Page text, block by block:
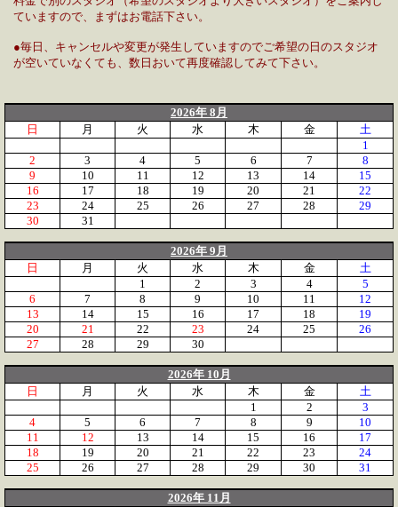
ていますので、まずはお電話下さい。
●毎日、キャンセルや変更が発生していますのでご希望の日のスタジオ
が空いていなくても、数日おいて再度確認してみて下さい。
2026年 8月
日
月 火 水 木 金
土
1
2
3 4 5 6 7
8
9
10 11 12 13 14
15
16
17 18 19 20 21
22
23
24 25 26 27 28
29
30
31
2026年 9月
日
月 火 水 木 金
土
1
2 3 4
5
6
7 8 9 10 11
12
13
14 15 16 17 18
19
20
21 22 23 24 25
26
27
28 29 30
2026年 10月
日
月 火 水 木 金
土
1
2
3
4
5 6 7 8 9
10
11
12 13 14 15 16
17
18
19 20 21 22 23
24
25
26 27 28 29 30 31
2026年 11月